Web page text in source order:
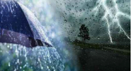
toplantıda, komisyonun çalışma
usul ve esasları tüm partilerin “oy
birliğiyle” kabul edildi. Komisyonun
ikinci toplantısına İçişleri Bakanı,
Milli Savunma Bakanı ve MİT
Başkanı davet edildi. Ankara –